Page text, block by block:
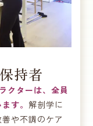
持者
クターは、全員
ます。解剖学に
や不調のケア